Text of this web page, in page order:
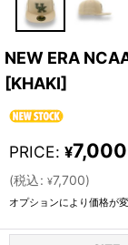
NEW ERA
[KHAKI]
PRICE: ¥7,000
(税込: ¥7,700)
オプションにより価格が